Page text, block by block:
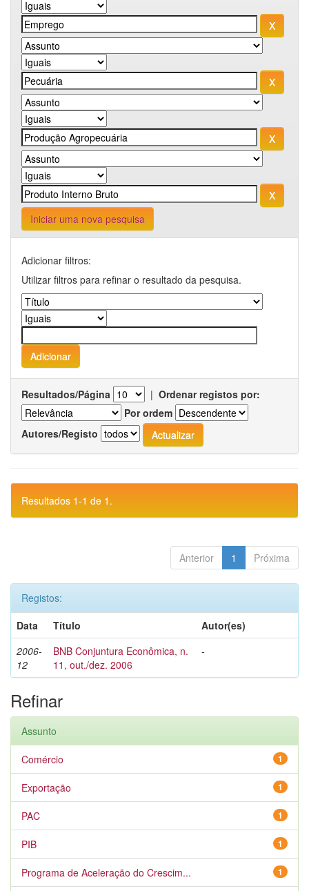
Iniciar uma nova pesquisa
Adicionar filtros:
Utilizar filtros para refinar o resultado da pesquisa.
Resultados/Página | Ordenar registos por:
Por ordem
Autores/Registo
Resultados 1-1 de 1.
Anterior 1 Próxima
Registos:
Data
Título
Autor(es)
2006-
12
BNB Conjuntura Econômica, n.
11, out./dez. 2006
-
Refinar
Assunto
1
Comércio
1
Exportação
1
PAC
1
PIB
1
Programa de Aceleração do Crescim...